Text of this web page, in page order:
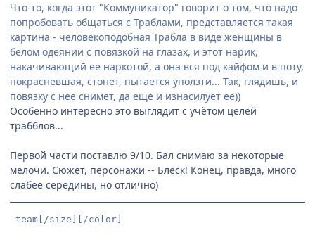
Что-то, когда этот "Коммуникатор" говорит о том, что надо
попробовать общаться с Траблами, представляется такая
картина - человекоподобная Трабла в виде женщины в
белом одеянии с повязкой на глазах, и этот нарик,
накачивающий ее наркотой, а она вся под кайфом и в поту,
покрасневшая, стонет, пытается уползти... Так, глядишь, и
повязку с нее снимет, да еще и изнасилует ее))
Особенно интересно это выглядит с учётом целей
трабблов...
Первой части поставлю 9/10. Бал снимаю за некоторые
мелочи. Сюжет, персонажи -- Блеск! Конец, правда, много
слабее середины, но отлично)
team[/size][/color]